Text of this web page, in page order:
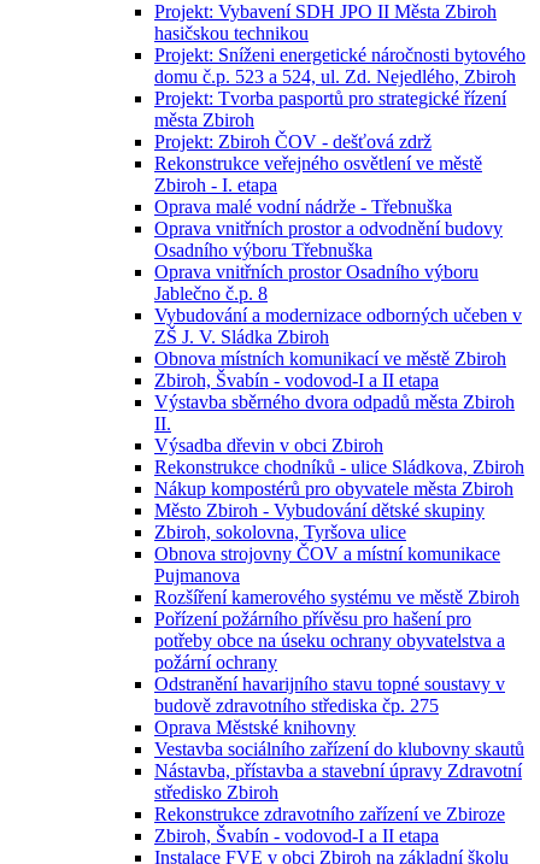
Projekt: Vybavení SDH JPO II Města Zbiroh
hasičskou technikou
Projekt: Sníženi energetické náročnosti bytového
domu č.p. 523 a 524, ul. Zd. Nejedlého, Zbiroh
Projekt: Tvorba pasportů pro strategické řízení
města Zbiroh
Projekt: Zbiroh ČOV - dešťová zdrž
Rekonstrukce veřejného osvětlení ve městě
Zbiroh - I. etapa
Oprava malé vodní nádrže - Třebnuška
Oprava vnitřních prostor a odvodnění budovy
Osadního výboru Třebnuška
Oprava vnitřních prostor Osadního výboru
Jablečno č.p. 8
Vybudování a modernizace odborných učeben v
ZŠ J. V. Sládka Zbiroh
Obnova místních komunikací ve městě Zbiroh
Zbiroh, Švabín - vodovod-I a II etapa
Výstavba sběrného dvora odpadů města Zbiroh
II.
Výsadba dřevin v obci Zbiroh
Rekonstrukce chodníků - ulice Sládkova, Zbiroh
Nákup kompostérů pro obyvatele města Zbiroh
Město Zbiroh - Vybudování dětské skupiny
Zbiroh, sokolovna, Tyršova ulice
Obnova strojovny ČOV a místní komunikace
Pujmanova
Rozšíření kamerového systému ve městě Zbiroh
Pořízení požárního přívěsu pro hašení pro
potřeby obce na úseku ochrany obyvatelstva a
požární ochrany
Odstranění havarijního stavu topné soustavy v
budově zdravotního střediska čp. 275
Oprava Městské knihovny
Vestavba sociálního zařízení do klubovny skautů
Nástavba, přístavba a stavební úpravy Zdravotní
středisko Zbiroh
Rekonstrukce zdravotního zařízení ve Zbiroze
Zbiroh, Švabín - vodovod-I a II etapa
Instalace FVE v obci Zbiroh na základní školu